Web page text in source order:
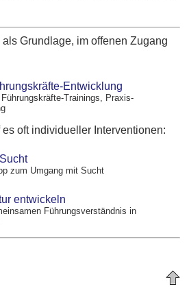
Grundlage, im offenen Zugang
Entwicklung
Trainings, Praxis-
oft individueller Interventionen:
zum Umgang mit Sucht
entwickeln
Führungsverständnis in